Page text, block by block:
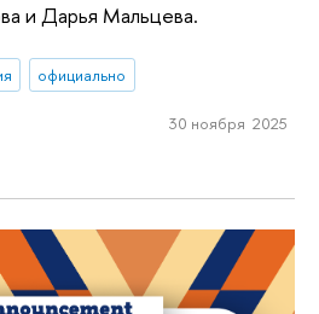
и Дарья Мальцева.
официально
30 ноября 2025